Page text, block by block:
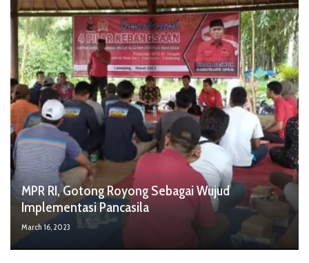
MPR RI, Gotong Royong Sebagai Wujud
Implementasi Pancasila
March 16, 2023